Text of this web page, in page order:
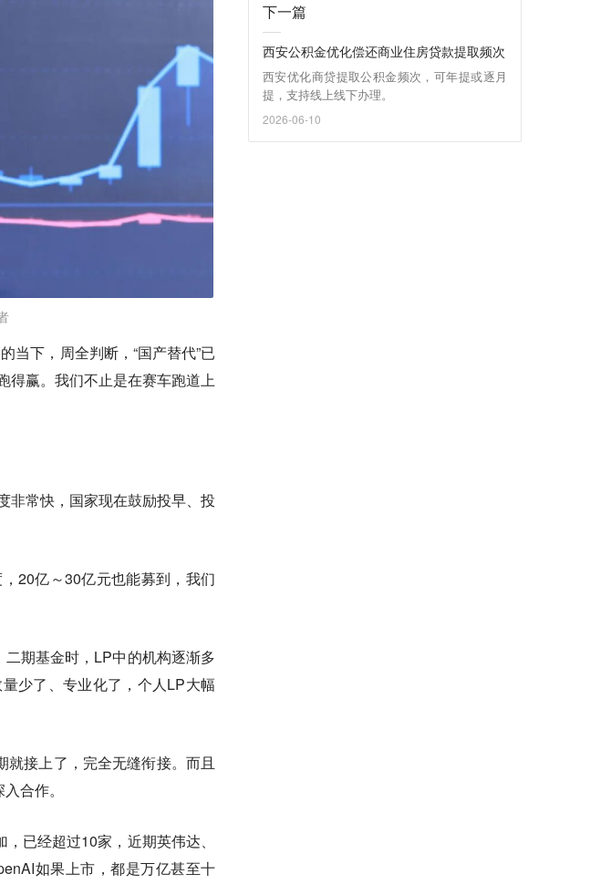
当下，周全判断，“国产替代”已
得赢。我们不止是在赛车跑道上
非常快，国家现在鼓励投早、投
20亿～30亿元也能募到，我们
期基金时，LP中的机构逐渐多
少了、专业化了，个人LP大幅
接上了，完全无缝衔接。而且
合作。
已经超过10家，近期英伟达、
如果上市，都是万亿甚至十
下一篇
西安公积金优化偿还商业住房贷款提取频次
西安优化商贷提取公积金频次，可年提或逐月
提，支持线上线下办理。
2026-06-10